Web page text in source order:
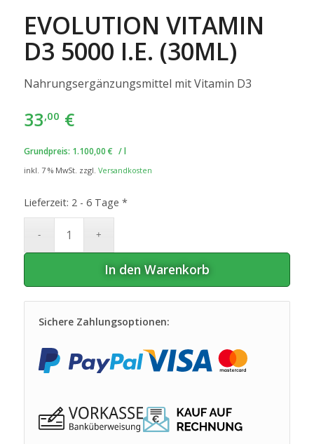
EVOLUTION VITAMIN
D3 5000 I.E. (30ML)
Nahrungsergänzungsmittel mit Vitamin D3
33,00 €
Grundpreis: 1.100,00 € /l
inkl. 7 % MwSt. zzgl. Versandkosten
Lieferzeit: 2 - 6 Tage *
In den Warenkorb
Sichere Zahlungsoptionen: